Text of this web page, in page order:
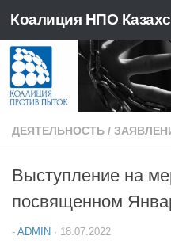
Перейти к
ДЕЯТЕЛЬНОСТЬ /
Выступление на
посвященном
- ADMIN · 18.07.2022